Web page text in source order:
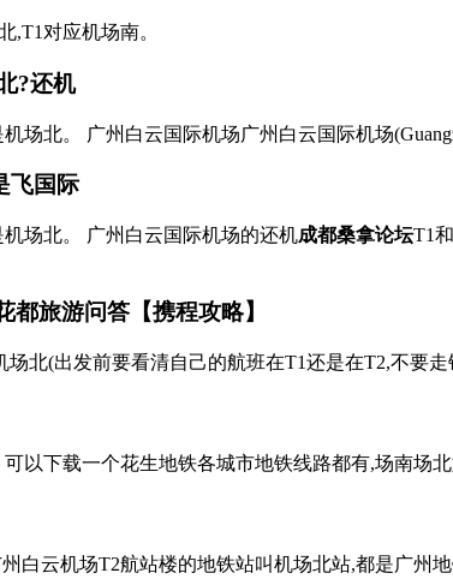
,T1对应机场南。
?还机
场北。 广州白云国际机场广州白云国际机场
飞国际
场北。 广州白云国际机场的还机成都桑拿论坛T1
旅游问答【携程攻略】
北(出发前要看清自己的航班在T1还是在T2,不要走
以下载一个花生地铁各城市地铁线路都有,场南场
白云机场T2航站楼的地铁站叫机场北站,都是广州地